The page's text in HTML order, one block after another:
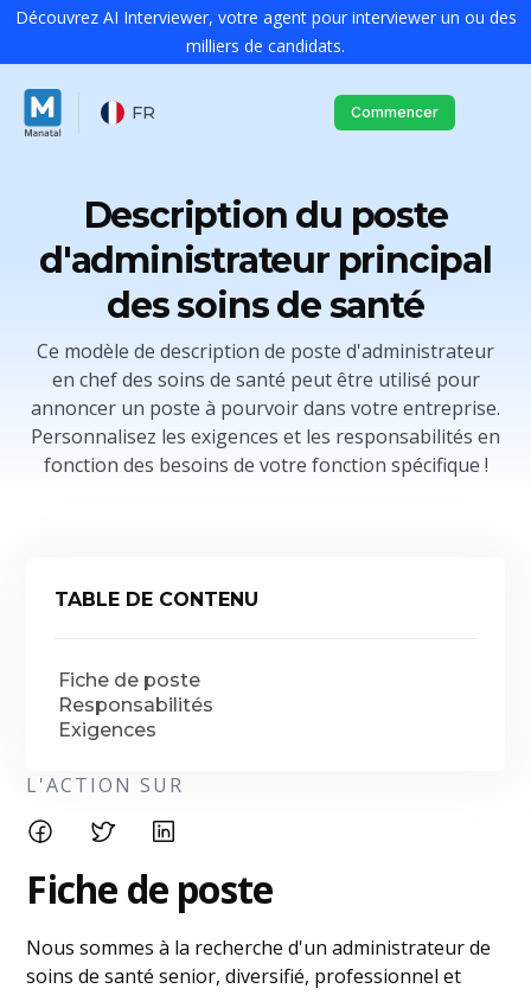
Découvrez AI Interviewer, votre agent pour interviewer un ou des
milliers de candidats.
FR Commencer
Description du poste
d'administrateur principal
des soins de santé
Ce modèle de description de poste d'administrateur
en chef des soins de santé peut être utilisé pour
annoncer un poste à pourvoir dans votre entreprise.
Personnalisez les exigences et les responsabilités en
fonction des besoins de votre fonction spécifique !
TABLE DE CONTENU
Fiche de poste
Responsabilités
Exigences
L'ACTION SUR
Fiche de poste
Nous sommes à la recherche d'un administrateur de
soins de santé senior, diversifié, professionnel et